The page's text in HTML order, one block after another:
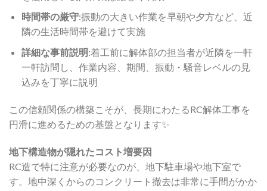
時間帯の厳守:振動の大きい作業を早朝や夕方など、近
隣の生活時間帯を避けて実施
詳細な事前説明:着工前に解体部の担当者が近隣を一軒
一軒訪問し、作業内容、期間、振動・騒音レベルの見
込みを丁寧に説明
この信頼関係の構築こそが、長期にわたるRC解体工事を
円滑に進めるための基盤となります✨
地下構造物が隠れたコスト増要因
RC造で特に注意が必要なのが、地下駐車場や地下室で
す。地中深くからのコンクリート撤去は非常に手間がかか